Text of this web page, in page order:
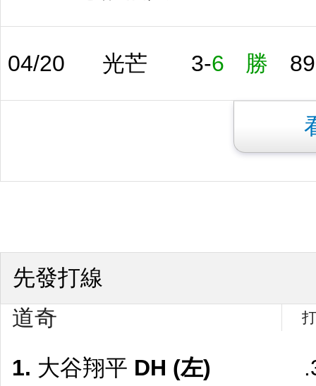
04/20 光芒 3-6 勝
先發打線
道奇
1. 大谷翔平 DH (左)